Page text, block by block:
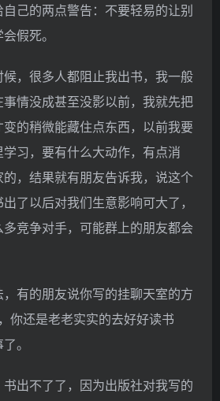
己的两点警告：不要轻易的让别
假死。
，很多人都阻止我出书，我一般
情没成甚至没影以前，我就先把
的稍微能藏住点东西，以前我要
习，要有什么大动作，有点消
，结果就有朋友告诉我，说这个
了以后对我们生意影响可大了，
竞争对手，可能群上的朋友都会
有的朋友说你写的挂聊天室的方
你还是老老实实的去好好读书
。
出不了了，因为出版社对我写的